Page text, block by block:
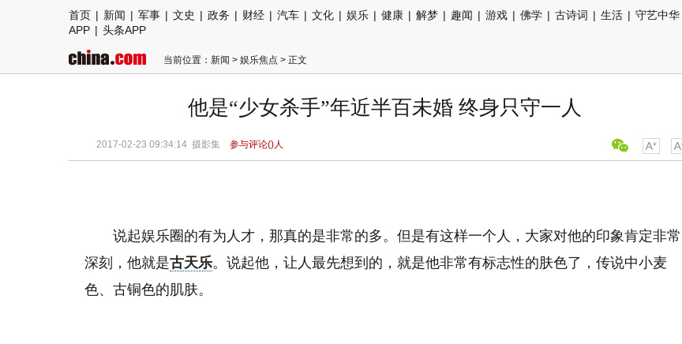
首页 | 新闻 | 军事 | 文史 | 政务 | 财经 | 汽车 | 文化 | 娱乐 | 健康 | 解梦 | 趣闻 | 游戏 | 佛学 | 古诗词 | 生活 | 守艺中华
APP | 头条APP
当前位置： 新闻 > 娱乐焦点 > 正文
他是“少女杀手”年近半百未婚 终身只守一人
2017-02-23 09:34:14 摄影集 参与评论()人
说起娱乐圈的有为人才，那真的是非常的多。但是有这样一个人，大家对他的印象肯定非常
深刻，他就是古天乐。说起他，让人最先想到的，就是他非常有标志性的肤色了，传说中小麦
色、古铜色的肌肤。